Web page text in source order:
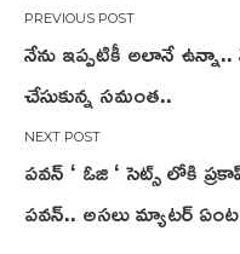
Post
navigation
నేను ఇప్పటికీ అలానే
చేసుకున్న సమంత..
పవన్ ‘ ఓజి ‘ సెట్స్ లోకి
పవన్.. అసలు మ్యాటర్